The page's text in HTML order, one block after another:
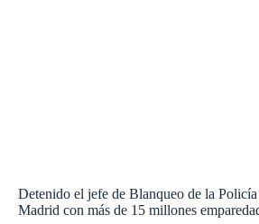
Detenido el jefe de Blanqueo de la
Madrid con más de 15 millones